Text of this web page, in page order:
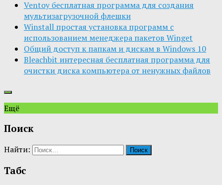
Ventoy бесплатная программа для создания
мультизагрузочной флешки
Winstall простая установка программ с
использованием менеджера пакетов Winget
Общий доступ к папкам и дискам в Windows 10
Bleachbit интересная бесплатная программа для
очистки диска компьютера от ненужных файлов
Ещё
Поиск
Найти:
Табс